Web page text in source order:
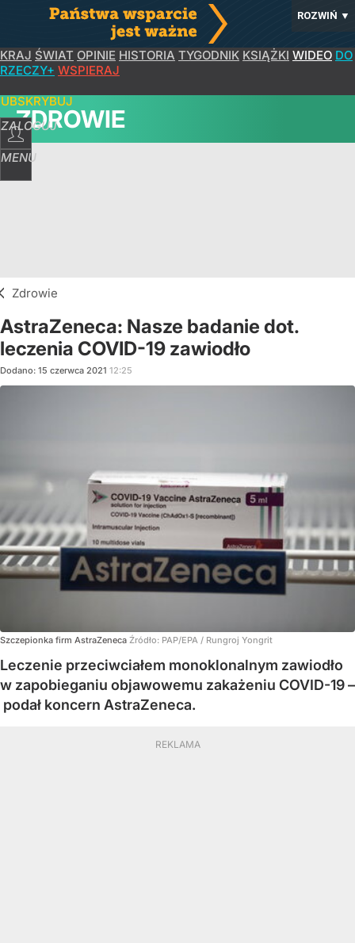
ROZWIŃ ▼
KRAJ ŚWIAT OPINIE HISTORIA TYGODNIK KSIĄŻKI WIDEO DO
RZECZY+ WSPIERAJ
ZALOGUJ
MENU
ZDROWIE
Zdrowie
AstraZeneca: Nasze badanie dot.
leczenia COVID-19 zawiodło
Dodano: 15 czerwca 2021 12:25
Szczepionka firm AstraZeneca Źródło: PAP/EPA / Rungroj Yongrit
Leczenie przeciwciałem monoklonalnym zawiodło
w zapobieganiu objawowemu zakażeniu COVID-19 –
podał koncern AstraZeneca.